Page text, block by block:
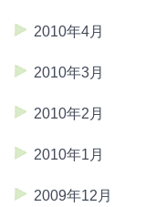
2010年4月
2010年3月
2010年2月
2010年1月
2009年12月